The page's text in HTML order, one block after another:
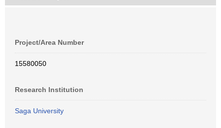
Project/Area Number
15580050
Research Institution
Saga University